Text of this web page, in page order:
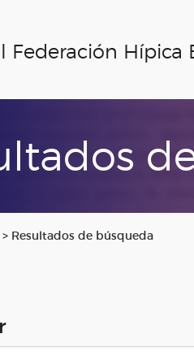
Federación Hípica
> Resultados de búsqueda